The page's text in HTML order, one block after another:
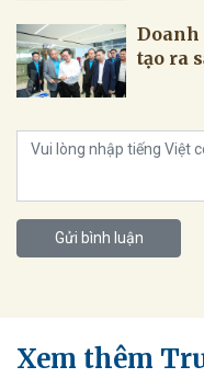
Doanh
tạo ra
Gửi bình luận
Xem thêm